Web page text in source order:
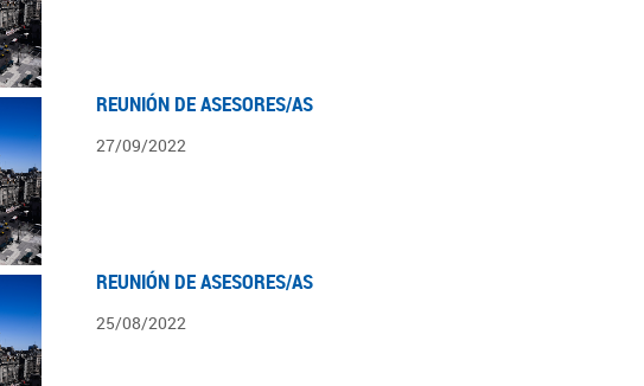
REUNIÓN DE ASESORES/AS
27/09/2022
REUNIÓN DE ASESORES/AS
25/08/2022